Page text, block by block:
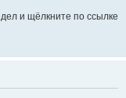
и щёлкните по ссылке